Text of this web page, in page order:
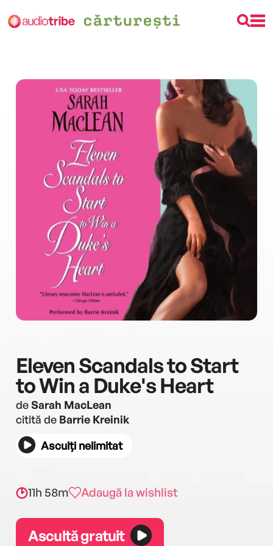
Eleven Scandals to Start
to Win a Duke's Heart
deSarah MacLean
citită de Barrie Kreinik
Asculți nelimitat
11h 58m Adaugă la wishlist
Ascultă gratuit